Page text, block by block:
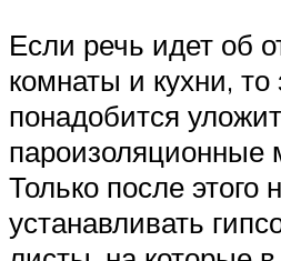
Если речь идет об
комнаты и кухни, то
понадобится
пароизоляционные
Только после
устанавливать